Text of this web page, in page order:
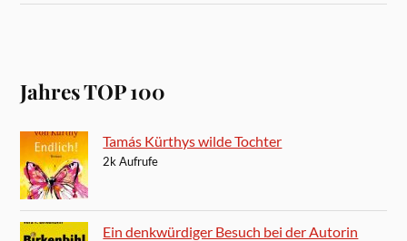
Jahres TOP 100
Tamás Kürthys wilde Tochter
2k Aufrufe
Ein denkwürdiger Besuch bei der Autorin